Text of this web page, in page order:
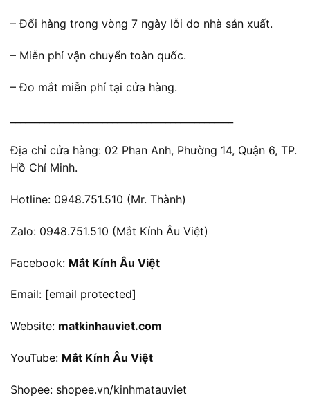
– Đổi hàng trong vòng 7 ngày lỗi do nhà sản xuất.
– Miễn phí vận chuyển toàn quốc.
– Đo mắt miễn phí tại cửa hàng.
Địa chỉ cửa hàng: 02 Phan Anh, Phường 14, Quận 6, TP.
Hồ Chí Minh.
Hotline: 0948.751.510 (Mr. Thành)
Zalo: 0948.751.510 (Mắt Kính Âu Việt)
Facebook: Mắt Kính Âu Việt
Email: [email protected]
Website: matkinhauviet.com
YouTube: Mắt Kính Âu Việt
Shopee: shopee.vn/kinhmatauviet